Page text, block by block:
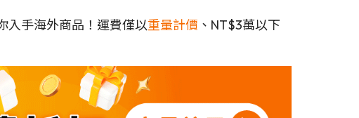
入手海外商品！運費僅以重量計價 、NT$3萬以下